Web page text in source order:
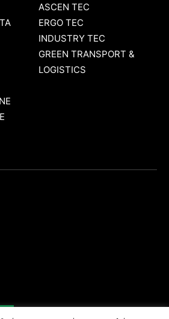
ASCEN TEC
ERGO TEC
INDUSTRY TEC
GREEN TRANSPORT &
LOGISTICS